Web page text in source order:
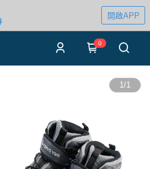
開啟APP
0
1/1